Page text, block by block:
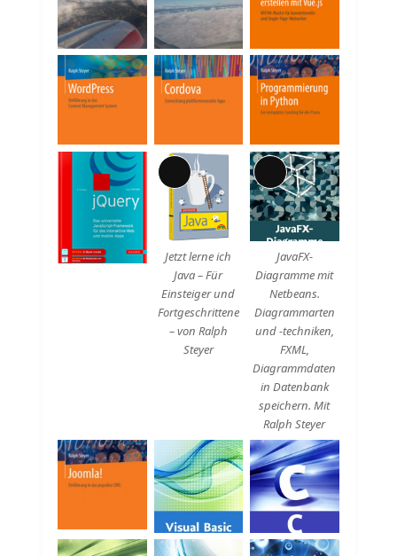
Beschreibung
Lange
Beschreibung
Jetzt lerne ich
Java – Für
Einsteiger und
Fortgeschrittene
– von Ralph
Steyer
Lange
Beschreibung
JavaFX-
Diagramme mit
Netbeans.
Diagrammarten
und -techniken,
FXML,
Diagrammdaten
in Datenbank
speichern. Mit
Ralph Steyer